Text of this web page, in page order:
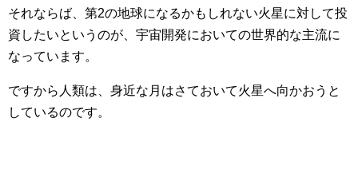
それならば、第2の地球になるかもしれない火星に対して投
資したいというのが、宇宙開発においての世界的な主流に
なっています。
ですから人類は、身近な月はさておいて火星へ向かおうと
しているのです。